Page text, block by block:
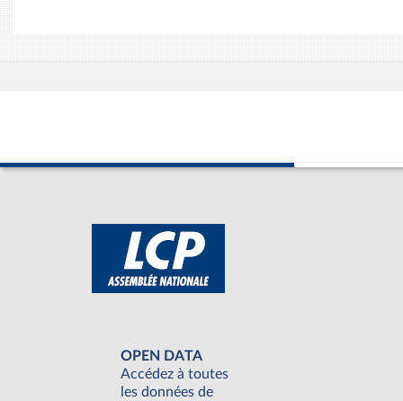
OPEN DATA
Accédez à toutes
les données de